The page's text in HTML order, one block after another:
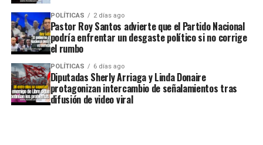
POLÍTICAS 2 días ago
Pastor Roy Santos advierte que el Partido Nacional
podría enfrentar un desgaste político si no corrige
el rumbo
POLÍTICAS 6 días ago
Diputadas Sherly Arriaga y Linda Donaire
protagonizan intercambio de señalamientos tras
difusión de video viral